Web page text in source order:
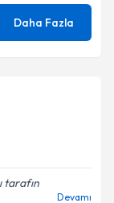
Daha Fazla
tarafın
Devamı